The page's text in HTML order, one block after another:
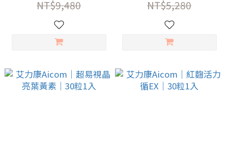
NT$9,480
NT$5,280